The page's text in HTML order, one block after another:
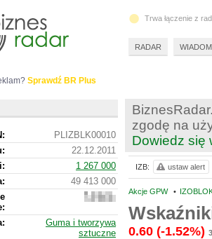
zgodę na
Dowiedz się
Akcje GPW •
0.60 (-1.52%)
IZB: ustaw alert
Sprawdź BR Plus
PLIZBLK00010
22.12.2011
1 267 000
49 413 000
184
000
Guma i tworzywa
sztuczne
Trwa łączenie z
RADAR